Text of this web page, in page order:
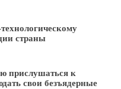
страны
прислушаться к
свои безъядерные